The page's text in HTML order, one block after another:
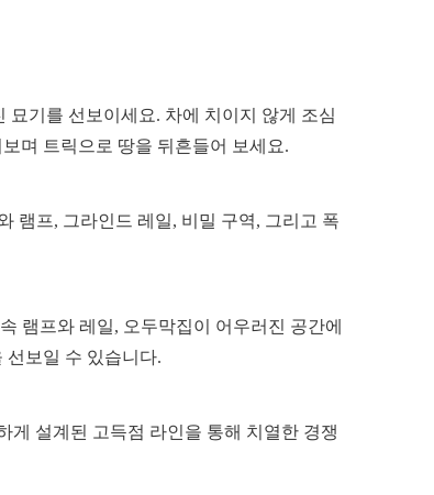
기를 선보이세요. 차에 치이지 않게 조심
며 트릭으로 땅을 뒤흔들어 보세요.
램프, 그라인드 레일, 비밀 구역, 그리고 폭
램프와 레일, 오두막집이 어우러진 공간에
선보일 수 있습니다.
게 설계된 고득점 라인을 통해 치열한 경쟁